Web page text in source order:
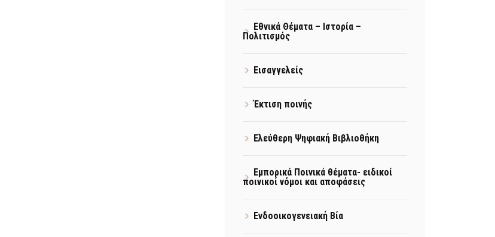
Εθνικά Θέματα – Ιστορία –
Πολιτισμός
Εισαγγελείς
Έκτιση ποινής
Ελεύθερη Ψηφιακή Βιβλιοθήκη
Εμπορικά Ποινικά θέματα- ειδικοί
ποινικοί νόμοι και αποφάσεις
Ενδοοικογενειακή Βία